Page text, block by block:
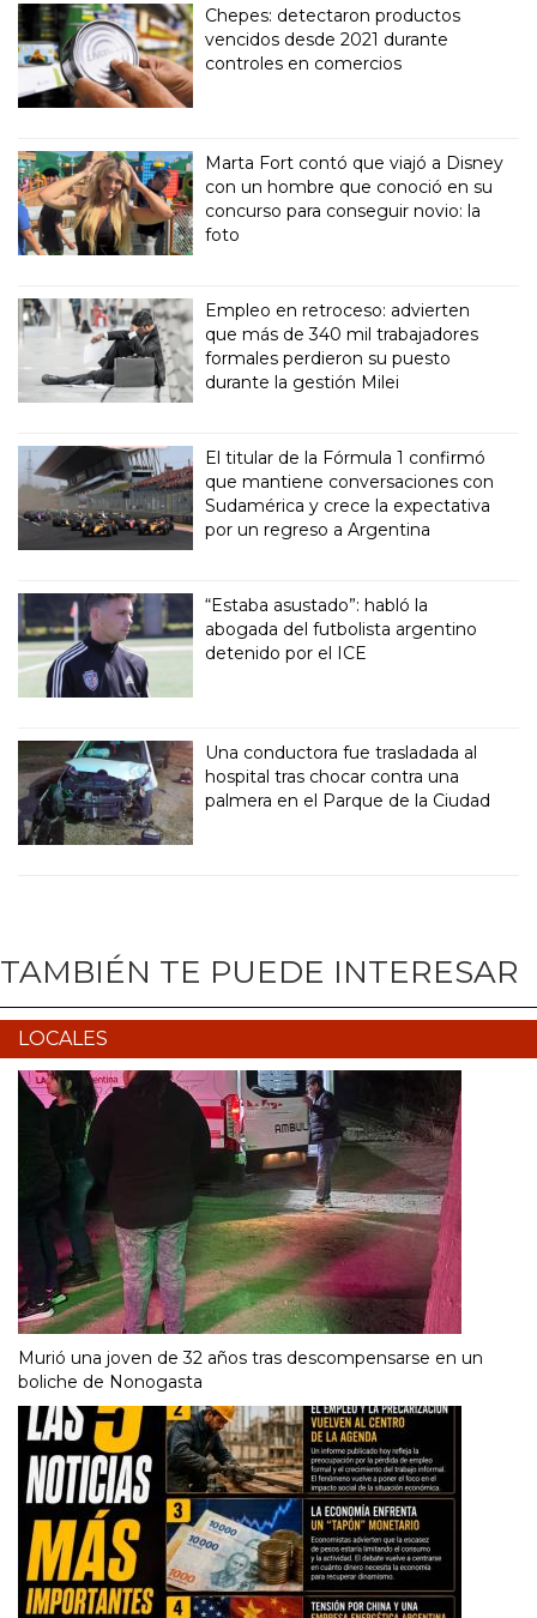
Chepes: detectaron productos
vencidos desde 2021 durante
controles en comercios
Marta Fort contó que viajó a Disney
con un hombre que conoció en su
concurso para conseguir novio: la
foto
Empleo en retroceso: advierten
que más de 340 mil trabajadores
formales perdieron su puesto
durante la gestión Milei
El titular de la Fórmula 1 confirmó
que mantiene conversaciones con
Sudamérica y crece la expectativa
por un regreso a Argentina
“Estaba asustado”: habló la
abogada del futbolista argentino
detenido por el ICE
Una conductora fue trasladada al
hospital tras chocar contra una
palmera en el Parque de la Ciudad
TAMBIÉN TE PUEDE INTERESAR
LOCALES
Murió una joven de 32 años tras descompensarse en un
boliche de Nonogasta